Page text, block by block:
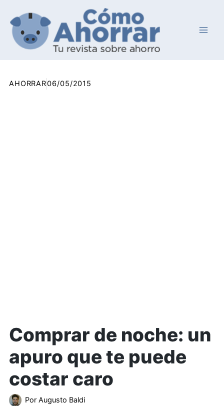
contenido
AHORRAR06/05/2015
Comprar de noche: un
apuro que te puede
costar caro
Por Augusto Baldi